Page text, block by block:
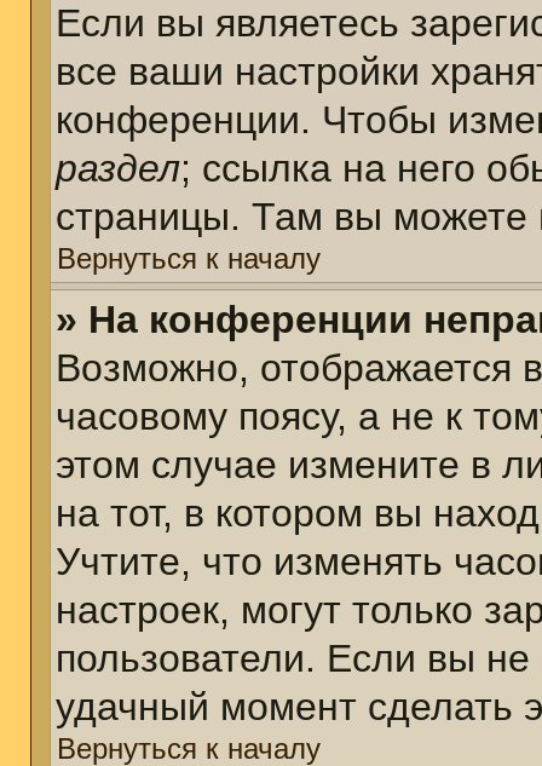
Если вы являетесь
все ваши настройки
конференции. Чтобы
раздел; ссылка на него
страницы. Там вы можете
Вернуться к началу
» На конференции
Возможно, отображается
часовому поясу, а не к
этом случае измените в
на тот, в котором вы
Учтите, что изменять
настроек, могут только
пользователи. Если вы
удачный момент сделать
Вернуться к началу